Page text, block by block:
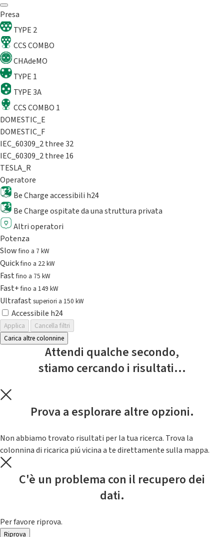
Presa
TYPE 2
CCS COMBO
CHAdeMO
TYPE 1
TYPE 3A
CCS COMBO 1
DOMESTIC_E
DOMESTIC_F
IEC_60309_2 three 32
IEC_60309_2 three 16
TESLA_R
Operatore
Be Charge accessibili h24
Be Charge ospitate da una struttura privata
Altri operatori
Potenza
Slowfino a 7 kW
Quickfino a 22 kW
Fastfino a 75 kW
Fast+fino a 149 kW
Ultrafast superiori a 150 kW
Accessibile h24
Applica
Cancella filtri
Carica altre colonnine
Attendi qualche secondo,
stiamo cercando i risultati...
Prova a esplorare altre opzioni.
Non abbiamo trovato risultati per la tua ricerca. Trova la
colonnina di ricarica piú vicina a te direttamente sulla mappa.
C'è un problema con il recupero dei
dati.
Per favore riprova.
Riprova